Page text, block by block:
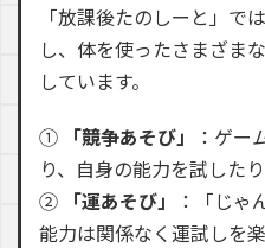
「放課後たのしーと」で
し、体を使ったさまざま
しています。
① 「競争あそび」
：ゲー
り、自身の能力を試した
② 「運あそび」
：「じゃ
能力は関係なく運試しを楽